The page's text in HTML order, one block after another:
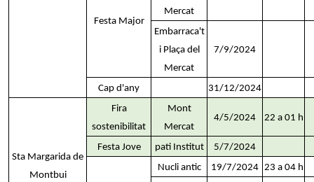
Festa Major
Mercat
Embarraca't
i Plaça del
Mercat
7/9/2024
Cap d'any 31/12/2024
Sta Margarida de
Montbui
Fira
sostenibilitat
Mont
Mercat
4/5/2024 22 a 01 h
Festa Jove pati Institut 5/7/2024
Nucli antic 19/7/2024 23 a 04 h